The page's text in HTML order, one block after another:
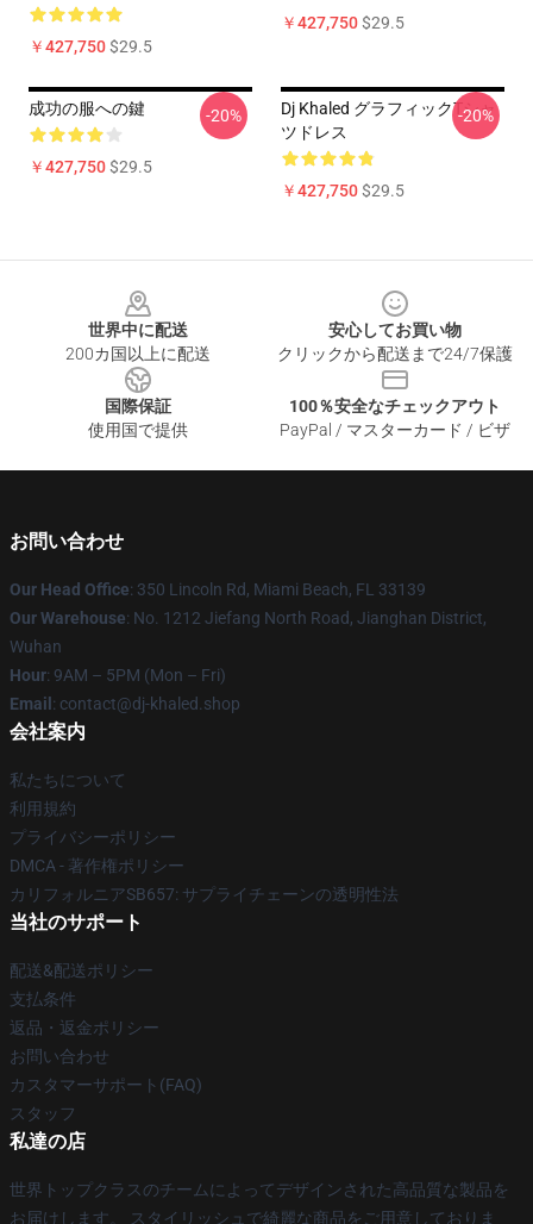
￥427,750$29.5
￥427,750$29.5
成功の服への鍵
￥427,750$29.5
-20%
Dj Khaled グラフィックTシャ
ツドレス
￥427,750$29.5
-20%
世界中に配送
200カ国以上に配送
安心してお買い物
クリックから配送まで24/7保護
国際保証
使用国で提供
100％安全なチェックアウト
PayPal / マスターカード / ビザ
お問い合わせ
Our Head Office: 350 Lincoln Rd, Miami Beach, FL 33139
Our Warehouse: No. 1212 Jiefang North Road, Jianghan District,
Wuhan
Hour: 9AM – 5PM (Mon – Fri)
Email : contact@dj-khaled.shop
会社案内
私たちについて
利用規約
プライバシーポリシー
DMCA - 著作権ポリシー
カリフォルニアSB657: サプライチェーンの透明性法
当社のサポート
配送&配送ポリシー
支払条件
返品・返金ポリシー
お問い合わせ
カスタマーサポート(FAQ)
スタッフ
私達の店
世界トップクラスのチームによってデザインされた高品質な製品を
お届けします。 スタイリッシュで綺麗な商品をご用意しておりま